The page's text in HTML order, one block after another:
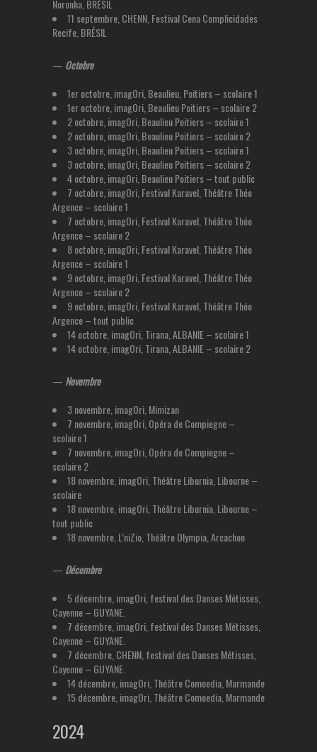
Noronha, BRÉSIL
11 septembre, CHENN, Festival Cena Complicidades
Recife, BRÉSIL
— Octobre
1er octobre, imagOri, Beaulieu, Poitiers – scolaire 1
1er octobre, imagOri, Beaulieu Poitiers – scolaire 2
2 octobre, imagOri, Beaulieu Poitiers – scolaire 1
2 octobre, imagOri, Beaulieu Poitiers – scolaire 2
3 octobre, imagOri, Beaulieu Poitiers – scolaire 1
3 octobre, imagOri, Beaulieu Poitiers – scolaire 2
4 octobre, imagOri, Beaulieu Poitiers – tout public
7 octobre, imagOri, Festival Karavel, Théâtre Théo
Argence – scolaire 1
7 octobre, imagOri, Festival Karavel, Théâtre Théo
Argence – scolaire 2
8 octobre, imagOri, Festival Karavel, Théâtre Théo
Argence – scolaire 1
9 octobre, imagOri, Festival Karavel, Théâtre Théo
Argence – scolaire 2
9 octobre, imagOri, Festival Karavel, Théâtre Théo
Argence – tout public
14 octobre, imagOri, Tirana, ALBANIE – scolaire 1
14 octobre, imagOri, Tirana, ALBANIE – scolaire 2
— Novembre
3 novembre, imagOri, Mimizan
7 novembre, imagOri, Opéra de Compiegne –
scolaire 1
7 novembre, imagOri, Opéra de Compiegne –
scolaire 2
18 novembre, imagOri, Théâtre Liburnia, Libourne –
scolaire
18 novembre, imagOri, Théâtre Liburnia, Libourne –
tout public
18 novembre, L’niZio, Théâtre Olympia, Arcachon
— Décembre
5 décembre, imagOri, festival des Danses Métisses,
Cayenne – GUYANE.
7 décembre, imagOri, festival des Danses Métisses,
Cayenne – GUYANE.
7 décembre, CHENN, festival des Danses Métisses,
Cayenne – GUYANE.
14 décembre, imagOri, Théâtre Comoedia, Marmande
15 décembre, imagOri, Théâtre Comoedia, Marmande
2024